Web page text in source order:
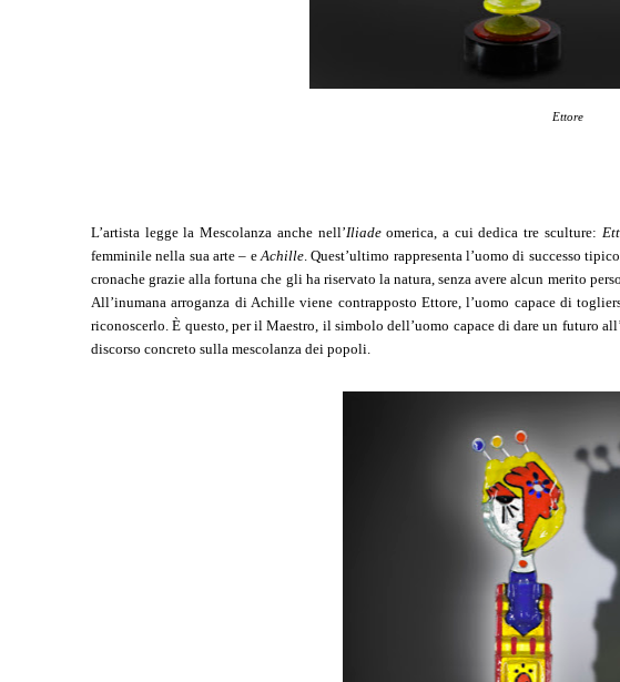
Ettore
L’artista legge la Mescolanza anche nell’Iliadeomerica, a cui dedica tre sculture:
femminile nella sua arte – eAchille. Quest’ultimo rappresenta l’uomo di successo
cronache grazie alla fortuna che gli ha riservato la natura, senza avere alcun merito
All’inumana arroganza di Achille viene contrapposto Ettore, l’uomo capace di
riconoscerlo. È questo, per il Maestro, il simbolo dell’uomo capace di dare un futuro
discorso concreto sulla mescolanza dei popoli.